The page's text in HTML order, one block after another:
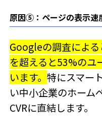
原因⑤：ページの表示速
Googleの調査によ
を超えると53%のユ
います。特にスマー
い中小企業のホーム
CVRに直結します。